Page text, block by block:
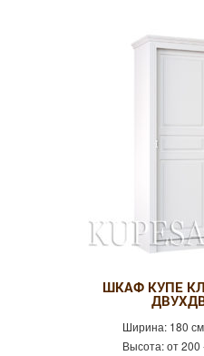
ШКАФ КУПЕ
Ширина: 180 см
Высота:от 200